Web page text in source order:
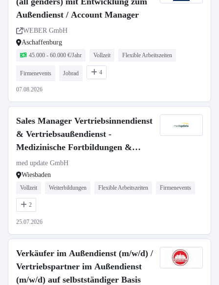
Außendienst / Account Manager
WEBER GmbH
Aschaffenburg
45.000 - 60.000 €/Jahr Vollzeit Flexible Arbeitszeiten
Firmenevents Jobrad 4
07.08.2026
Sales Manager Vertriebsinnendienst
& Vertriebsaußendienst -
Medizinische Fortbildungen &
Kongresse (m/w/d)
med update GmbH
Wiesbaden
Vollzeit Weiterbildungen Flexible Arbeitszeiten Firmenevents
2
25.07.2026
Verkäufer im Außendienst (m/w/d) /
Vertriebspartner im Außendienst
(m/w/d) auf selbstständiger Basis